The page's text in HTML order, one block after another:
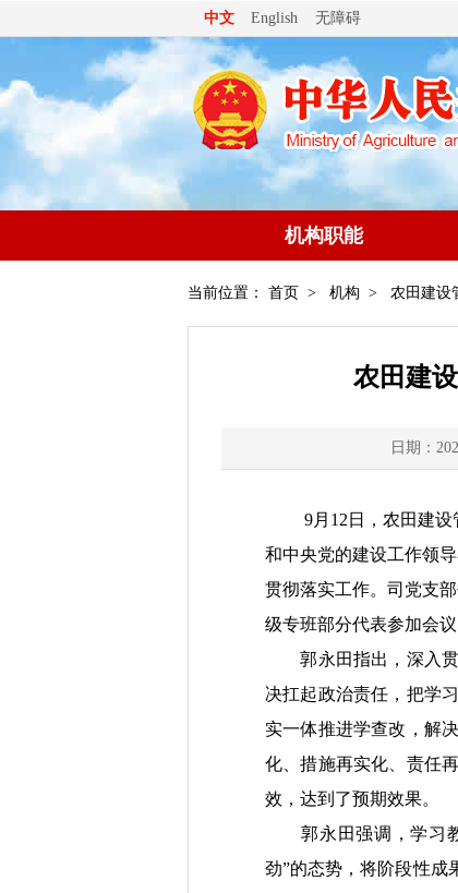
中文 English 无障碍
机构职能
当前位置： 首页 > 机构 > 农田建设
农田建
日期：
9月 12 日，农田建
和中央党的建设工作领
贯彻落实工作。司党支
级专班部分代表参加会议
郭永田指出， 深入
决扛起政治责任，把学
实一体推进学查改，解
化、措施再实化、责任
效， 达到了预期效果。
郭永田强调，学习
劲”的态势，将阶段性成